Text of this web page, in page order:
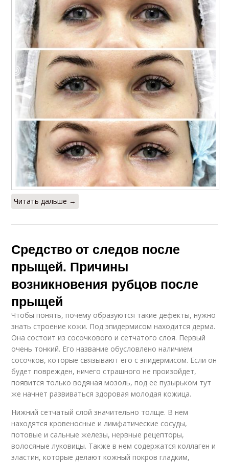
Читать дальше →
Средство от следов после
прыщей. Причины
возникновения рубцов после
прыщей
Чтобы понять, почему образуются такие дефекты, нужно
знать строение кожи. Под эпидермисом находится дерма.
Она состоит из сосочкового и сетчатого слоя. Первый
очень тонкий. Его название обусловлено наличием
сосочков, которые связывают его с эпидермисом. Если он
будет поврежден, ничего страшного не произойдет,
появится только водяная мозоль, под ее пузырьком тут
же начнет развиваться здоровая молодая кожица.
Нижний сетчатый слой значительно толще. В нем
находятся кровеносные и лимфатические сосуды,
потовые и сальные железы, нервные рецепторы,
волосяные луковицы. Также в нем содержатся коллаген и
эластин, которые делают кожный покров гладким,